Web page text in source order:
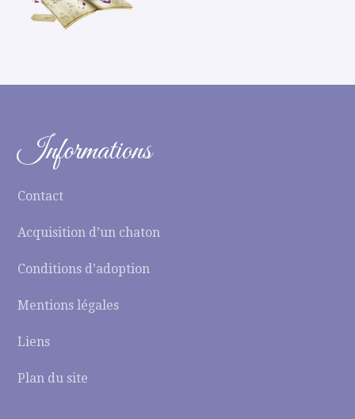
Informations
Contact
Acquisition d’un chaton
Conditions d’adoption
Mentions légales
Liens
Plan du site